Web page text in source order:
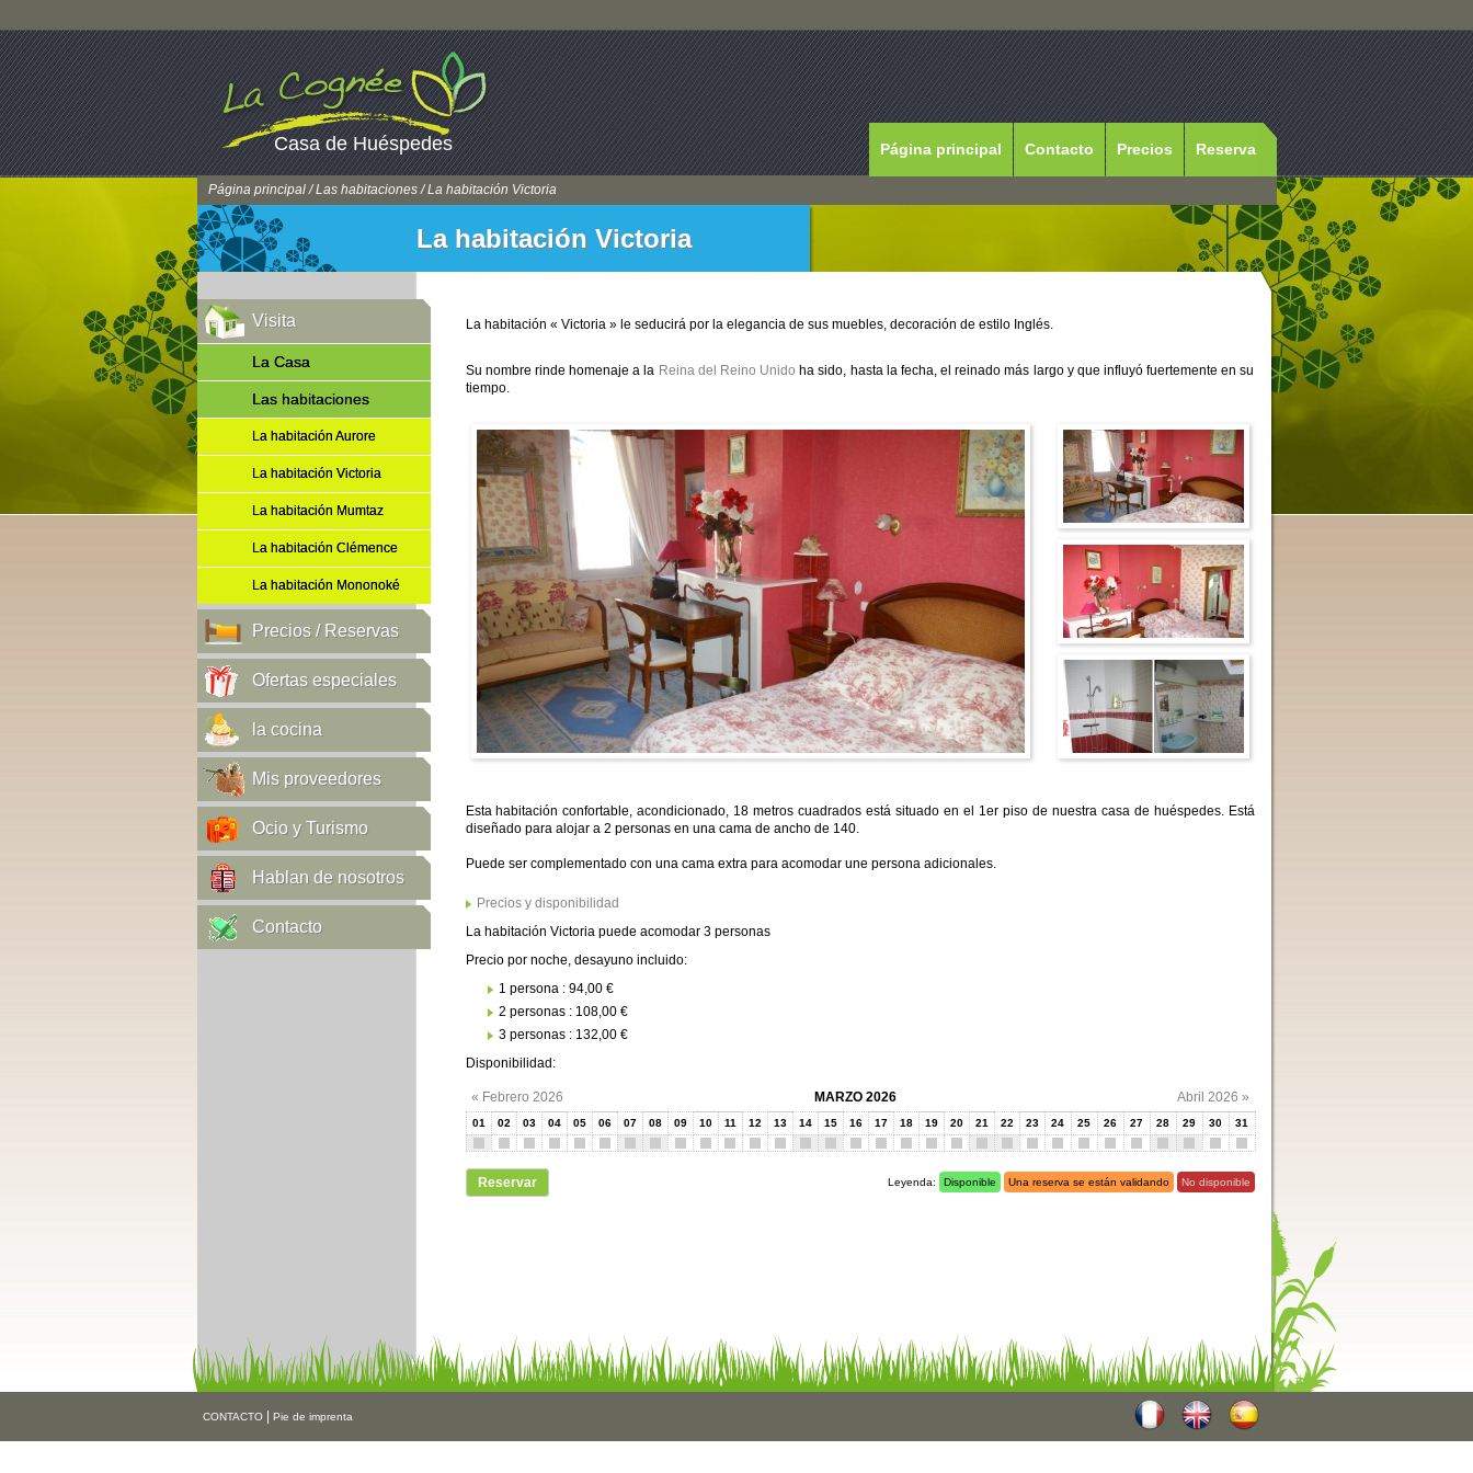
Casa de Huéspedes Página principal Contacto Precios Reserva
Página principal/Las habitaciones/ La habitación Victoria
La habitación Victoria
Visita
La Casa
Las habitaciones
La habitación Aurore
La habitación Victoria
La habitación Mumtaz
La habitación Clémence
La habitación Mononoké
Precios / Reservas
Ofertas especiales
la cocina
Mis proveedores
Ocio y Turismo
Hablan de nosotros
Contacto
La habitación « Victoria » le seducirá por la elegancia de sus muebles, decoración de estilo Inglés.
Su nombre rinde homenaje a la Reina del Reino Unido ha sido, hasta la fecha, el reinado más largo y que influyó fuertemente en su
tiempo.
Esta habitación confortable, acondicionado, 18 metros cuadrados está situado en el 1er piso de nuestra casa de huéspedes. Está
diseñado para alojar a 2 personas en una cama de ancho de 140.
Puede ser complementado con una cama extra para acomodar une persona adicionales.
Precios y disponibilidad
La habitación Victoria puede acomodar 3 personas
Precio por noche, desayuno incluido:
1 persona : 94,00 €
2 personas : 108,00 €
3 personas : 132,00 €
Disponibilidad:
« Febrero 2026 MARZO 2026 Abril 2026 »
01 02 03 04 05 06 07 08 09 10 11 12 13 14 15 16 17 18 19 20 21 22 23 24 25 26 27 28 29 30 31
Reservar Leyenda: Disponible Una reserva se están validando No disponible
CONTACTO| Pie de imprenta